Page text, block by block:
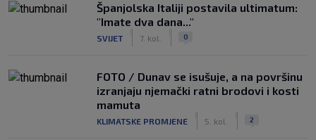
Španjolska Italiji postavila ultimatum:
"Imate dva dana..."
SVIJET 7. kol. 0
FOTO / Dunav se isušuje, a na površinu
izranjaju njemački ratni brodovi i kosti
mamuta
KLIMATSKE PROMJENE 5. kol. 2